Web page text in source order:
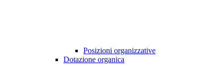
Posizioni organizzative
Dotazione organica